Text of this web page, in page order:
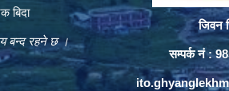
बिदा
बन्द रहने छ ।
जिवन
सम्पर्क नं :